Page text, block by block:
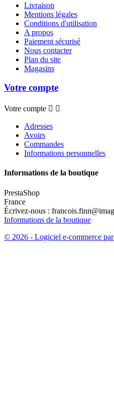
Livraison
Mentions légales
Conditions d'utilisation
A propos
Paiement sécurisé
Nous contacter
Plan du site
Magasins
Votre compte
Votre compte  
Adresses
Avoirs
Commandes
Informations personnelles
Informations de la boutique
PrestaShop
France
Écrivez-nous :
Informations de la boutique
© 2026 - Logiciel e-commerce